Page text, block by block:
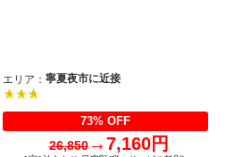
エリア：寧夏夜市に近接
73% OFF
26,850→7,160円